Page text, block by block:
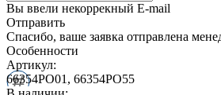
Вы ввели некоррекный E-mail
Отправить
Спасибо, ваше заявка отправлена
Особенности
Артикул:
66354PO01, 66354PO55